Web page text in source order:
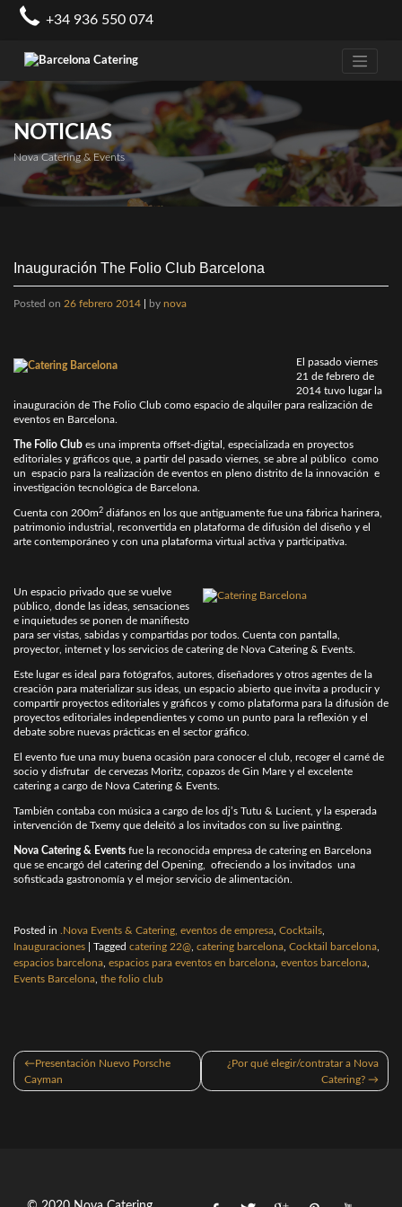
+34 936 550 074
NOTICIAS
Nova Catering & Events
Inauguración The Folio Club Barcelona
Posted on 26 febrero 2014 by nova
El pasado viernes
21 de febrero de
2014 tuvo lugar la
inauguración de The Folio Club como espacio de alquiler para realización de
eventos en Barcelona.
The Folio Club es una imprenta offset-digital, especializada en proyectos
editoriales y gráficos que, a partir del pasado viernes, se abre al público como
un espacio para la realización de eventos en pleno distrito de la innovación e
investigación tecnológica de Barcelona.
Cuenta con 200m2 diáfanos en los que antiguamente fue una fábrica harinera,
patrimonio industrial, reconvertida en plataforma de difusión del diseño y el
arte contemporáneo y con una plataforma virtual activa y participativa.
Un espacio privado que se vuelve
público, donde las ideas, sensaciones
e inquietudes se ponen de manifiesto
para ser vistas, sabidas y compartidas por todos. Cuenta con pantalla,
proyector, internet y los servicios de catering de Nova Catering & Events.
Este lugar es ideal para fotógrafos, autores, diseñadores y otros agentes de la
creación para materializar sus ideas, un espacio abierto que invita a producir y
compartir proyectos editoriales y gráficos y como plataforma para la difusión de
proyectos editoriales independientes y como un punto para la reflexión y el
debate sobre nuevas prácticas en el sector gráfico.
El evento fue una muy buena ocasión para conocer el club, recoger el carné de
socio y disfrutar de cervezas Moritz, copazos de Gin Mare y el excelente
catering a cargo de Nova Catering & Events.
También contaba con música a cargo de los dj’s Tutu & Lucient, y la esperada
intervención de Txemy que deleitó a los invitados con su live painting.
Nova Catering & Events fue la reconocida empresa de catering en Barcelona
que se encargó del catering del Opening, ofreciendo a los invitados una
sofisticada gastronomía y el mejor servicio de alimentación.
Posted in .Nova Events & Catering, eventos de empresa, Cocktails,
Inauguraciones
Tagged catering 22@, catering barcelona, Cocktail barcelona,
espacios barcelona, espacios para eventos en barcelona, eventos barcelona,
Events Barcelona, the folio club
Navegación
de
entradas
Presentación Nuevo Porsche
Cayman
¿Por qué elegir/contratar a Nova
Catering?